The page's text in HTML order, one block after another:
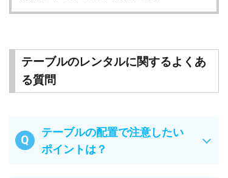
テーブルのレンタルに関するよくあ
る質問
テーブルの配置で注意したい
ポイントは？